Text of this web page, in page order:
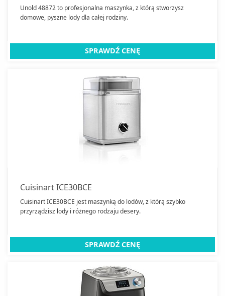
Unold 48872 to profesjonalna maszynka, z którą stworzysz
domowe, pyszne lody dla całej rodziny.
SPRAWDŹ CENĘ
Cuisinart ICE30BCE
Cuisinart ICE30BCE jest maszynką do lodów, z którą szybko
przyrządzisz lody i różnego rodzaju desery.
SPRAWDŹ CENĘ